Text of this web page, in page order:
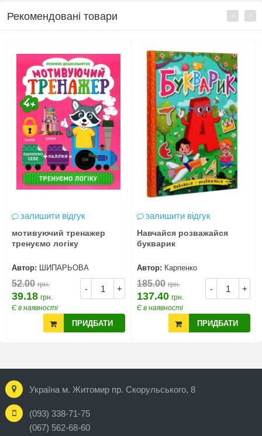
Рекомендовані товари
залишити відгук
мотивуючий тренажер
тренуємо логіку
Автор: ШИПАРЬОВА
- +
52.00 грн.
39.18 грн.
Є в наявності
ПРИДБАТИ
залишити відгук
Навчайся розважайся
букварик
Автор: Карпенко
- +
185.00 грн.
137.40 грн.
Є в наявності
ПРИДБАТИ
Україна м. Житомир пр. Скорульського, 8
(093) 338-71-75
(067) 562-68-60